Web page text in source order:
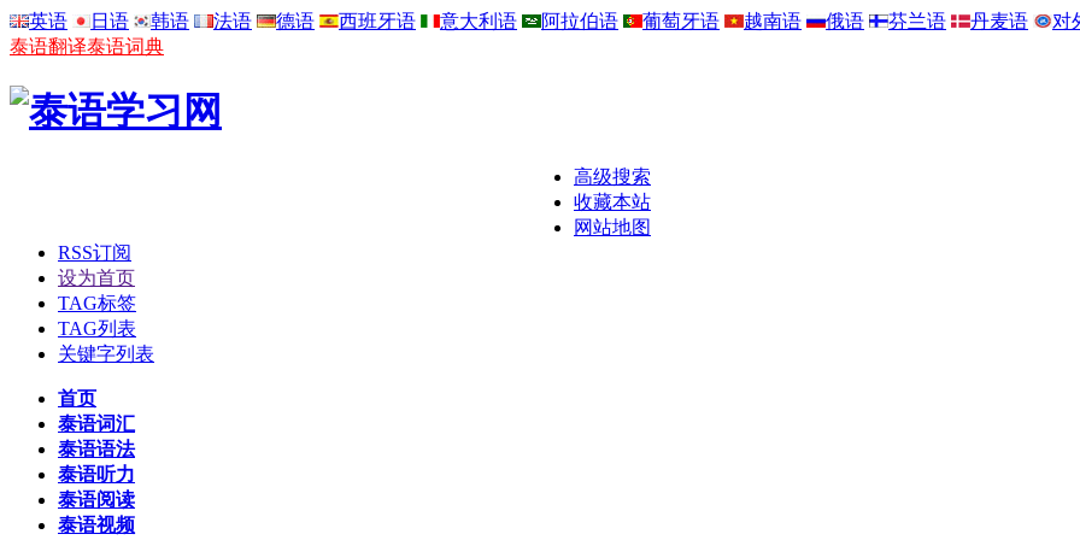
英语 日语 韩语 法语 德语 西班牙语 意大利语 阿拉伯语 葡萄牙语 越南语 俄语 芬兰语 丹麦语
对
泰语翻译泰语词典
高级搜索
收藏本站
网站地图
RSS订阅
设为首页
TAG标签
TAG列表
关键字列表
首页
泰语词汇
泰语语法
泰语听力
泰语阅读
泰语视频